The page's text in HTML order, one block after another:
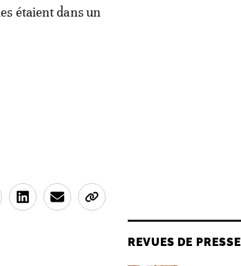
étaient dans un
REVUES DE PRESSE